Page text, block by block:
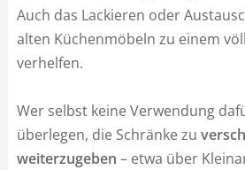
Auch das Lackieren oder
alten Küchenmöbeln zu einem
verhelfen.
Wer selbst keine Verwendung
überlegen, die Schränke zu
weiterzugeben – etwa über